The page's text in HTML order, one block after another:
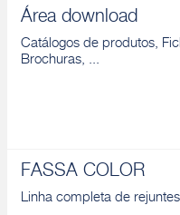
Área download
Catálogos de produtos,
Brochuras, ...
FASSA COLOR
Linha completa de